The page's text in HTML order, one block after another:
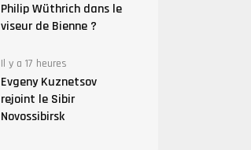
Philip Wüthrich dans le
viseur de Bienne ?
Il y a 17 heures
Evgeny Kuznetsov
rejoint le Sibir
Novossibirsk